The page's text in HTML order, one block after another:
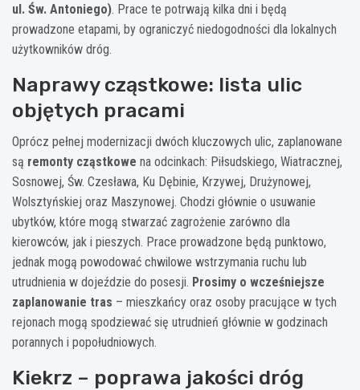
ul. Św. Antoniego). Prace te potrwają kilka dni i będą
prowadzone etapami, by ograniczyć niedogodności dla lokalnych
użytkowników dróg.
Naprawy cząstkowe: lista ulic
objętych pracami
Oprócz pełnej modernizacji dwóch kluczowych ulic, zaplanowane
są remonty cząstkowe na odcinkach: Piłsudskiego, Wiatracznej,
Sosnowej, Św. Czesława, Ku Dębinie, Krzywej, Drużynowej,
Wolsztyńskiej oraz Maszynowej. Chodzi głównie o usuwanie
ubytków, które mogą stwarzać zagrożenie zarówno dla
kierowców, jak i pieszych. Prace prowadzone będą punktowo,
jednak mogą powodować chwilowe wstrzymania ruchu lub
utrudnienia w dojeździe do posesji. Prosimy o wcześniejsze
zaplanowanie tras – mieszkańcy oraz osoby pracujące w tych
rejonach mogą spodziewać się utrudnień głównie w godzinach
porannych i popołudniowych.
Kiekrz – poprawa jakości dróg